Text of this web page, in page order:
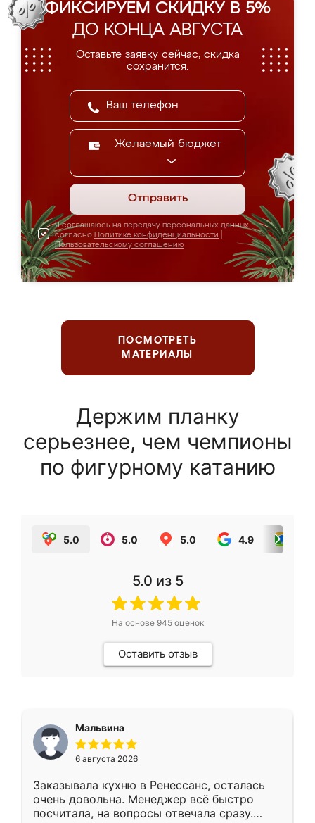
ФИКСИРУЕМ СКИДКУ В 5%
ДО КОНЦА АВГУСТА
Оставьте заявку сейчас, скидка
сохранится.
Желаемый бюджет
Отправить
Я соглашаюсь на передачу персональных данных
согласно Политике конфиденциальности
Пользовательскому соглашению
ПОСМОТРЕТЬ
МАТЕРИАЛЫ
Держим планку
серьезнее, чем чемпионы
по фигурному катанию
5.0 5.0 5.0 4.9
5.0 из 5
На основе 945оценок
Оставить отзыв
Мальвина
6 августа 2026
Заказывала кухню в Ренессанс, осталась
очень довольна. Менеджер всё быстро
посчитала, на вопросы отвечала сразу.